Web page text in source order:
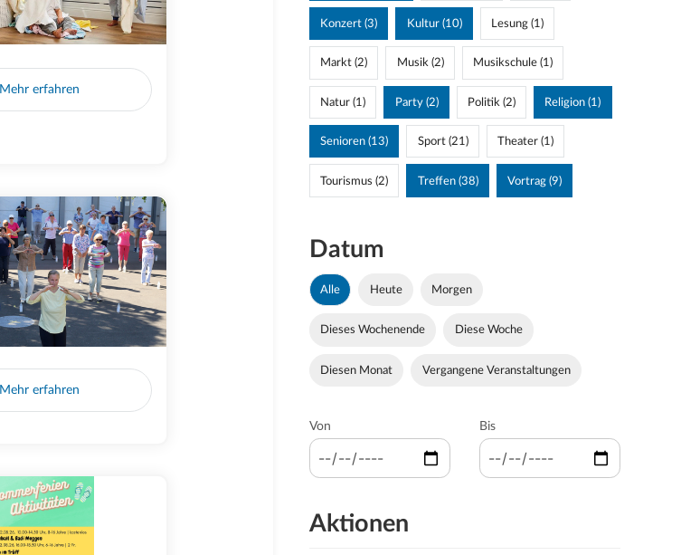
Mehr erfahren
Mehr erfahren
Konzert (3) Kultur (10) Lesung (1)
Markt (2) Musik (2) Musikschule (1)
Natur (1) Party (2) Politik (2) Religion (1)
Senioren (13) Sport (21) Theater (1)
Tourismus (2) Treffen (38) Vortrag (9)
Datum
Alle Heute Morgen
Dieses Wochenende Diese Woche
Diesen Monat Vergangene Veranstaltungen
Von Bis
Aktionen